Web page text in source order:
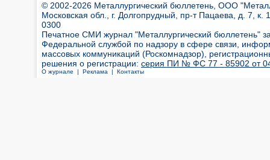
© 2002-2026 Металлургический бюллетень, ООО
Московская обл., г. Долгопрудный, пр-т Пацаева, д. 7,
0300
Печатное СМИ журнал "Металлургический бюллетень"
Федеральной службой по надзору в сфере связи,
массовых коммуникаций (Роскомнадзор),
решения о регистрации: серия ПИ № ФС 77 - 85902 от 04
О журнале | Реклама | Контакты